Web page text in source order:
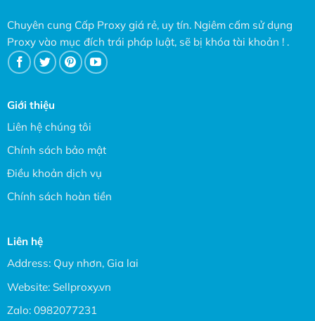
Chuyên cung Cấp Proxy giá rẻ, uy tín. Ngiêm cấm sử dụng
Proxy vào mục đích trái pháp luật, sẽ bị khóa tài khoản ! .
Giới thiệu
Liên hệ chúng tôi
Chính sách bảo mật
Điều khoản dịch vụ
Chính sách hoàn tiền
Liên hệ
Address: Quy nhơn, Gia lai
Website: Sellproxy.vn
Zalo: 0982077231